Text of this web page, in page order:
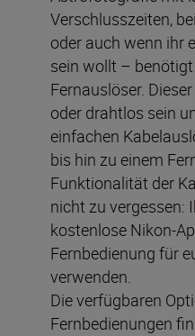
Verschlusszeiten,
oder auch wenn ihr
sein wollt –
Fernauslöser.
oder drahtlos sein
einfachen
bis hin zu einem
Funktionalität der
nicht zu vergessen:
kostenlose Nikon-
Fernbedienung für
verwenden.
Die verfügbaren
Fernbedienungen